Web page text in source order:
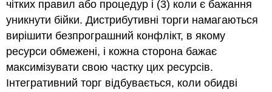
чітких правил або процедур і (3) коли є бажання
уникнути бійки. Дистрибутивні торги намагаються
вирішити безпрограшний конфлікт, в якому
ресурси обмежені, і кожна сторона бажає
максимізувати свою частку цих ресурсів.
Інтегративний торг відбувається, коли обидві